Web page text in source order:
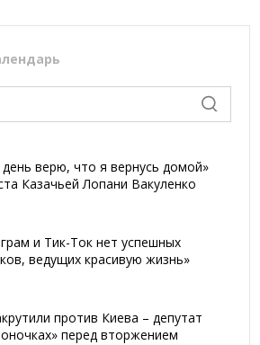
верю, что я вернусь домой»
Казачьей Лопани Вакуленко
и Тик-Ток нет успешных
ведущих красивую жизнь»
против Киева – депутат
перед вторжением